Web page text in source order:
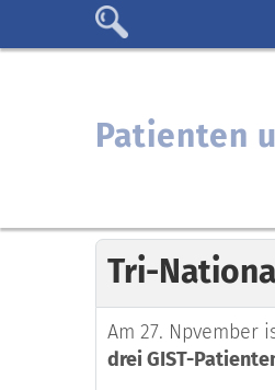
Patienten
Tri-
Am 27. Npvember
drei GIST-